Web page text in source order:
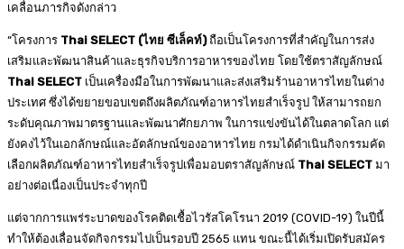
เคลื่อนภารกิจดังกล่าว
“โครงการ Thai SELECT (ไทย ซีเล็คท์)ถือเป็นโครงการที่สำคัญในการส่ง
เสริมและพัฒนาสินค้าและธุรกิจบริการอาหารของไทย โดยใช้ตราสัญลักษณ์
Thai SELECT เป็นเครื่องมือในการพัฒนาและส่งเสริมร้านอาหารไทยในต่าง
ประเทศ ซึ่งได้ขยายขอบเขตถึงผลิตภัณฑ์อาหารไทยสำเร็จรูป ให้สามารถยก
ระดับคุณภาพมาตรฐานและพัฒนาศักยภาพ ในการแข่งขันได้ในตลาดโลก แต่
ยังคงไว้ในเอกลักษณ์และอัตลักษณ์ของอาหารไทย กรมได้ดำเนินกิจกรรมคัด
เลือกผลิตภัณฑ์อาหารไทยสำเร็จรูปเพื่อมอบตราสัญลักษณ์ Thai SELECT มา
อย่างต่อเนื่องเป็นประจำทุกปี
แต่จากการแพร่ระบาดของโรคติดเชื้อไวรัสโคโรนา 2019 (COVID-19) ในปีนี้
ทำให้ต้องเลื่อนจัดกิจกรรมไปเป็นรอบปี 2565 แทน ขณะนี้ได้เริ่มเปิดรับสมัคร